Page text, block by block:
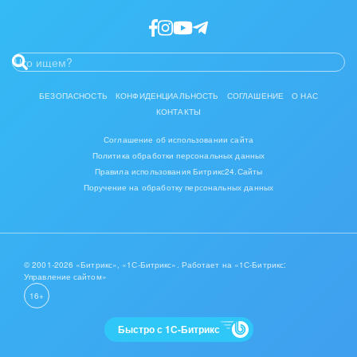
IT, Интернет
Культурные события, спорт, шоу-бизнес
Мебель, лес, деревообработка
Металлургия
Мода, одежда, аксессуары, стиль
БЕЗОПАСНОСТЬ КОНФИДЕНЦИАЛЬНОСТЬ СОГЛАШЕНИЕ
О НАС
КОНТАКТЫ
Соглашение об использовании сайта
Политика обработки персональных данных
Правила использования Битрикс24.Сайты
Поручение на обработку персональных данных
© 2001-2026 «Битрикс», «1С-Битрикс». Работает на «1С-Битрикс:
Управление сайтом»
16+
Быстро с 1С-Битрикс